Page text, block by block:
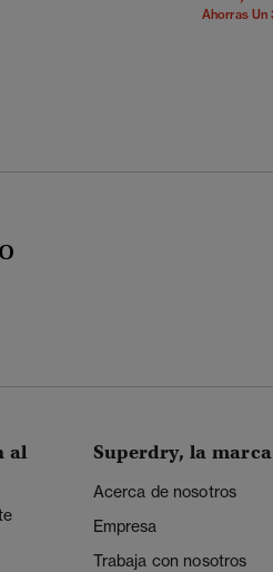
De
Ahorras Un
al
Superdry, la marca
Acerca de nosotros
Empresa
Trabaja con nosotros